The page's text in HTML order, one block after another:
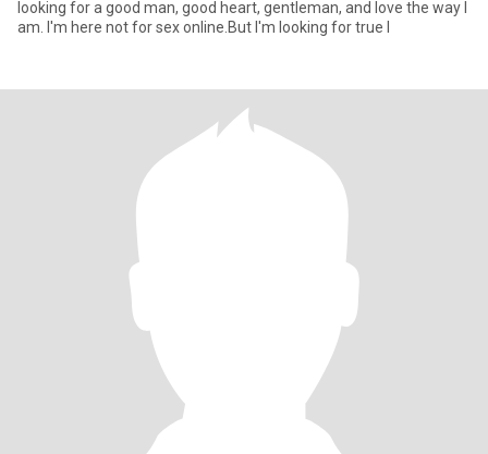
looking for a good man, good heart, gentleman, and love the way I
am. I'm here not for sex online.But I'm looking for true l